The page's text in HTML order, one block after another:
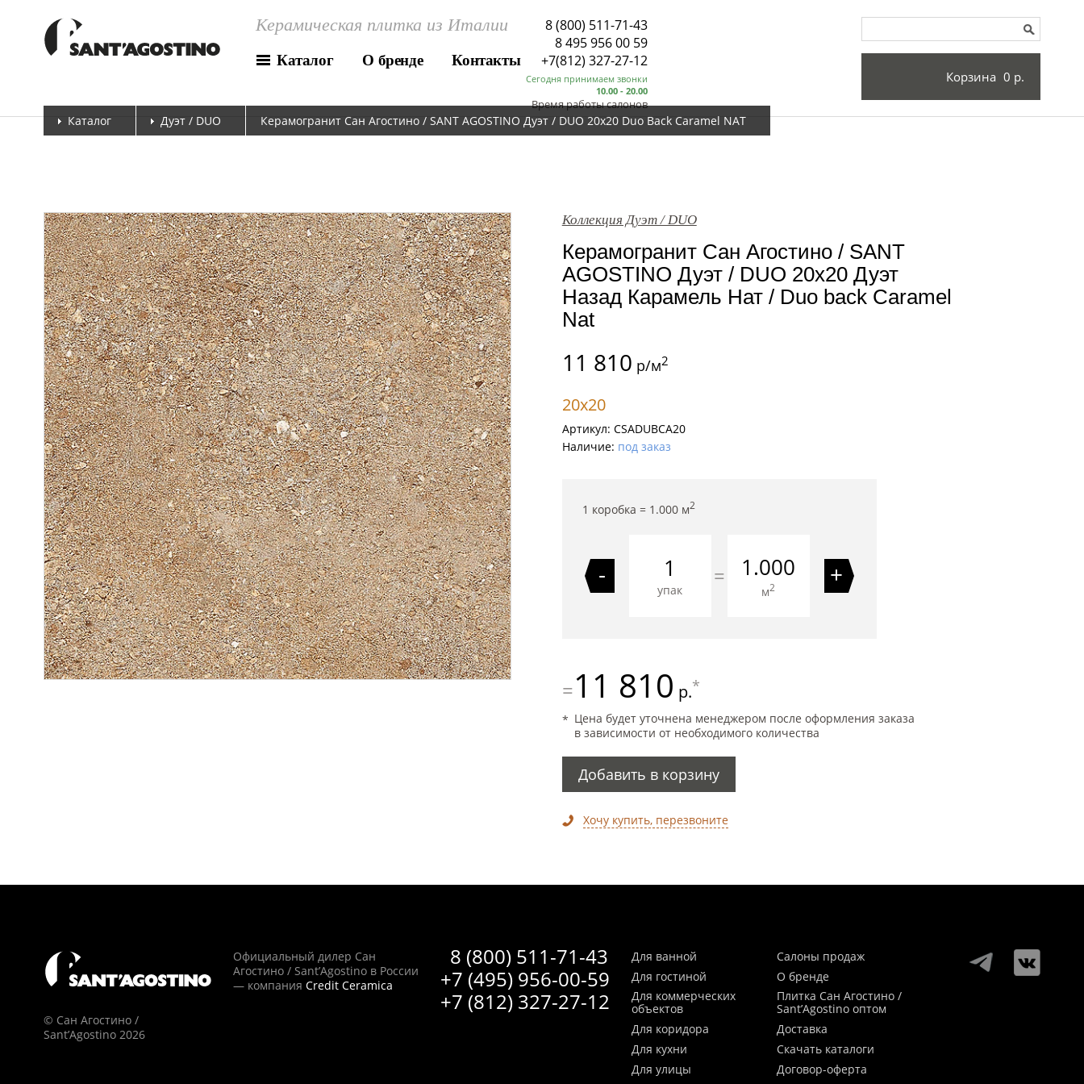
Керамическая плитка из Италии
Каталог О бренде Контакты
8 (800) 511-71-43
8 495 956 00 59
Сегодня принимаем звонки
10.00 - 20.00
Время работы салонов
+7(812) 327-27-12
Корзина 0 р.
Каталог Дуэт / DUO Керамогранит Сан Агостино / SANT AGOSTINO Дуэт / DUO 20x20 Duo Back Caramel NAT
Коллекция Дуэт / DUO
Керамогранит Сан Агостино / SANT
AGOSTINO Дуэт / DUO 20x20 Дуэт
Назад Карамель Нат / Duo back Caramel
Nat
11 810 р/м2
20x20
Артикул: CSADUBCA20
Наличие: под заказ
1 коробка = 1.000м2
-
упак
= 1.000
м2 +
=11 810 р.*
Цена будет уточнена менеджером после оформления заказа
в зависимости от необходимого количества
Добавить в корзину
Хочу купить, перезвоните
© Сан Агостино /
Sant’Agostino 2026
8 (800) 511-71-43
+7 (495) 956-00-59
+7 (812) 327-27-12
Официальный дилер Сан
Агостино / Sant’Agostino в России
— компания Credit Ceramica
Для ванной
Для гостиной
Для коммерческих
объектов
Для коридора
Для кухни
Для улицы
Салоны продаж
О бренде
Плитка Сан Агостино /
Sant’Agostino оптом
Доставка
Скачать каталоги
Договор-оферта